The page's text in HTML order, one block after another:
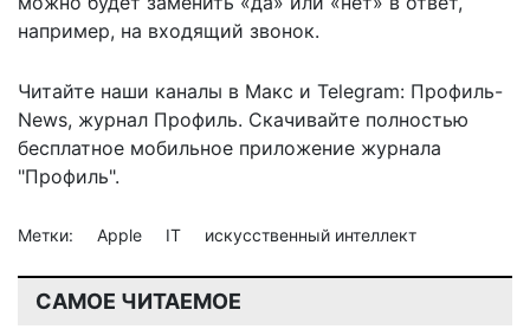
например, на входящий звонок.
Читайте наши каналы в Макс и Telegram: Профиль-
News, журнал Профиль. Скачивайте полностью
бесплатное мобильное приложение журнала
"Профиль".
Метки: Apple IT искусственный интеллект
САМОЕ ЧИТАЕМОЕ